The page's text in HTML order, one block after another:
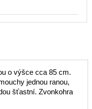
o výšce cca 85 cm.
jednou ranou,
šťastní. Zvonkohra